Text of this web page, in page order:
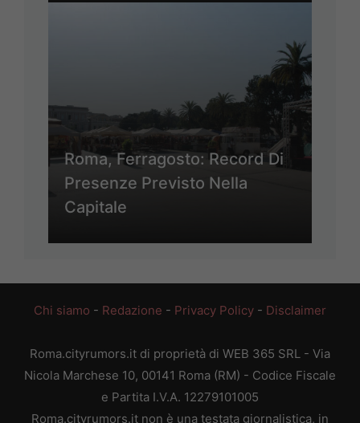
Roma, Ferragosto: Record Di
Presenze Previsto Nella
Capitale
Chi siamo - Redazione - Privacy Policy - Disclaimer
Roma.cityrumors.it di proprietà di WEB 365 SRL - Via
Nicola Marchese 10, 00141 Roma (RM) - Codice Fiscale
e Partita I.V.A. 12279101005
Roma.cityrumors.it non è una testata giornalistica, in